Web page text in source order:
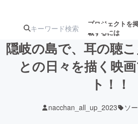
プロジェクトを
載するには
注目の新着プロ
募集
隠岐の島で、耳の聴
との日々を描く映
ト！！
nacchan_all_up_2023 ソ